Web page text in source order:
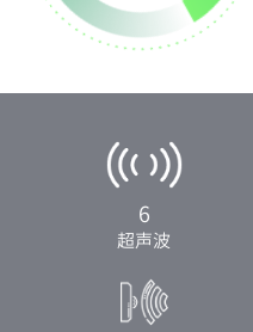
6
超声波